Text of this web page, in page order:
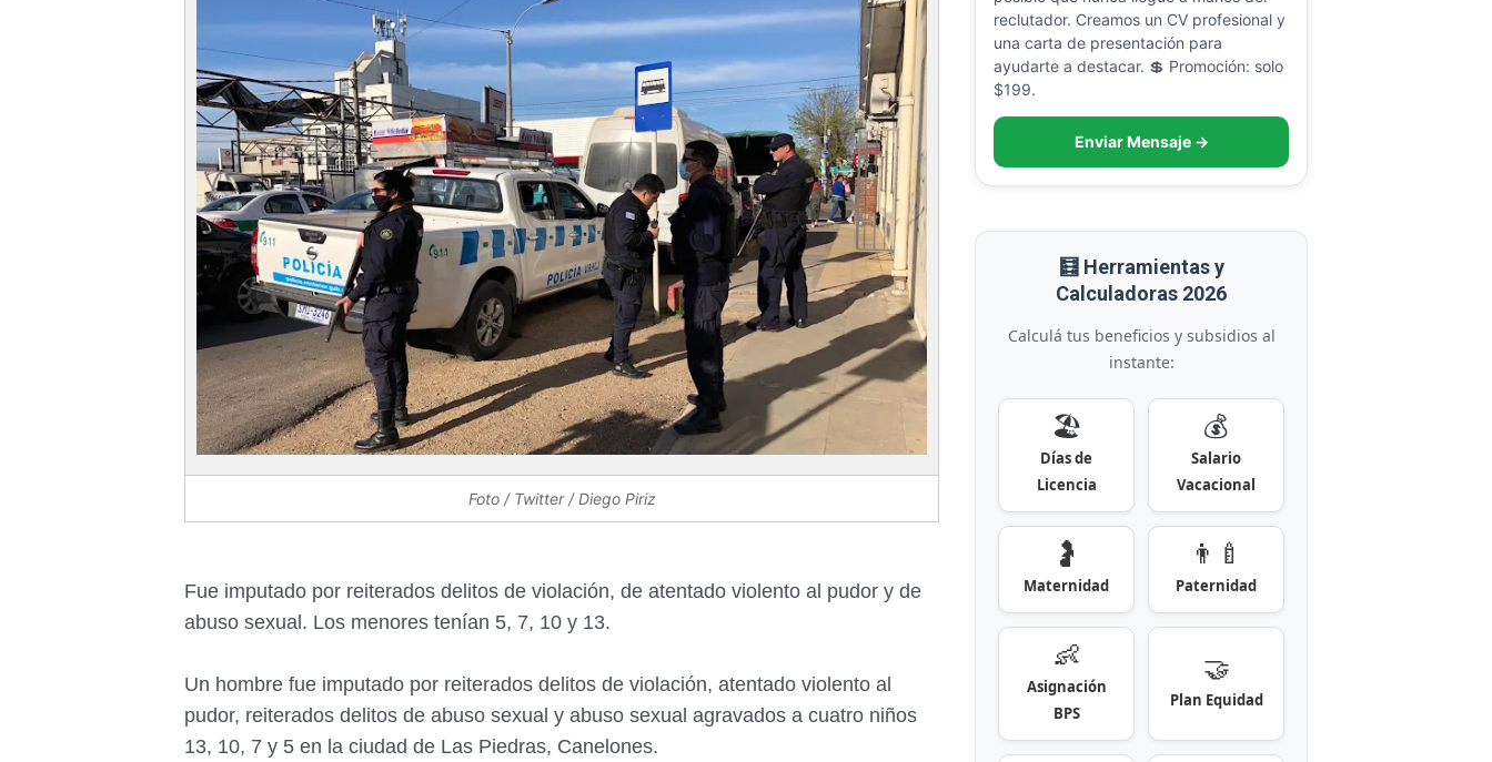
Foto / Twitter / Diego Piriz
Fue imputado por reiterados delitos de violación, de atentado violento al pudor y de
abuso sexual. Los menores tenían 5, 7, 10 y 13.
Un hombre fue imputado por reiterados delitos de violación, atentado violento al
pudor, reiterados delitos de abuso sexual y abuso sexual agravados a cuatro niños
13, 10, 7 y 5 en la ciudad de Las Piedras, Canelones.
reclutador. Creamos un CV profesional y
una carta de presentación para
ayudarte a destacar. 💲 Promoción: solo
$199.
Enviar Mensaje →
🧮 Herramientas y
Calculadoras 2026
Calculá tus beneficios y subsidios al
instante:
🏖️
Días de
Licencia
💰
Salario
Vacacional
🤰
Maternidad
👨‍🍼
Paternidad
👶
Asignación
BPS
🤝
Plan Equidad